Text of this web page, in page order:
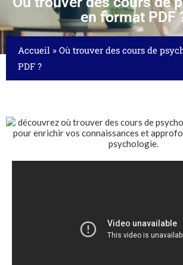
en format PDF
Accueil » Où trouver des cours de
PDF ?